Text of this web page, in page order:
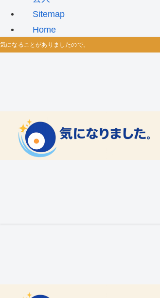
Sitemap
Home
気になることがありましたので。